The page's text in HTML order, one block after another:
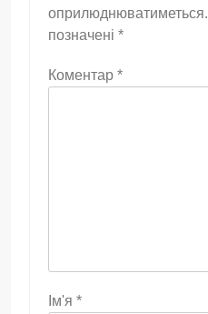
оприлюднюватиметься.
позначені *
Коментар *
Ім'я *